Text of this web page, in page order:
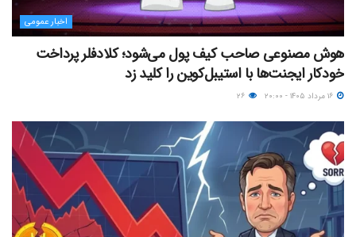
اخبار عمومی
هوش مصنوعی صاحب کیف پول می‌شود؛ کلادفلر پرداخت
خودکار ایجنت‌ها با استیبل‌کوین را کلید زد